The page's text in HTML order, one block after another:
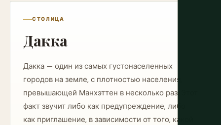
СТОЛИЦА
Дакка
Дакка — один из самых густонаселенных
городов на земле, с плотностью населения,
превышающей Манхэттен в несколько раз. Этот
факт звучит либо как предупреждение, либо
как приглашение, в зависимости от того, какой